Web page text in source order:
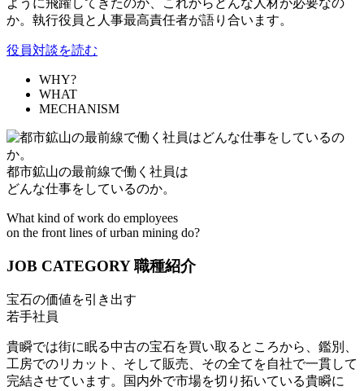
ように飛躍してきたのか、これからどんな人材が必要なの
か。執行役員と人事最高責任者が語り合います。
役員対談を読む
WHY?
WHAT
MECHANISM
都市鉱山の最前線で働く社員は
どんな仕事をしているのか。
What kind of work do employees
on the front lines of urban mining do?
JOB CATEGORY 職種紹介
宝石の価値を引き出す
若手社員
貴瞬では街に眠る中古の宝石を買い取るところから、鑑別、
工房でのリカット、そして販売、その全てを自社で一貫して
完結させています。国内外で市場を切り拓いている貴瞬に